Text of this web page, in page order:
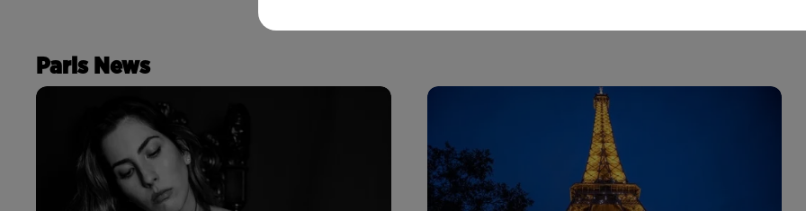
Paris News